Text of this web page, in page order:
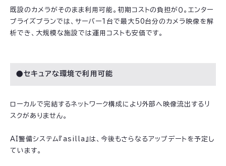
既設のカメラがそのまま利用可能。初期コストの負担が０。エンター
プライズプランでは、サーバー1台で最大50台分のカメラ映像を解
析でき、大規模な施設では運用コストも安価です。
●セキュアな環境で利用可能
ローカルで完結するネットワーク構成により外部へ映像流出するリ
スクがありません。
AI警備システム『asilla』は、今後もさらなるアップデートを予定し
ています。